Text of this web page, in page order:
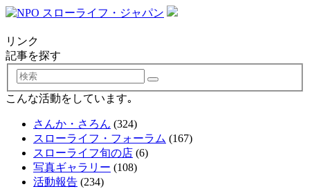
リンク
記事を探す
検
索
こんな活動をしています｡
さんか・さろん (324)
スローライフ・フォーラム (167)
スローライフ旬の店 (6)
写真ギャラリー (108)
活動報告 (234)